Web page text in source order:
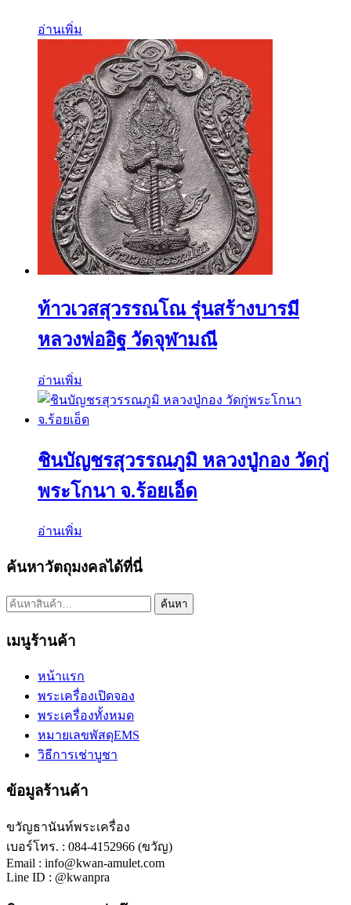
อ่านเพิ่ม
ท้าวเวสสุวรรณโณ รุ่นสร้างบารมี
หลวงพ่ออิฐ วัดจุฬามณี
อ่านเพิ่ม
ชินบัญชรสุวรรณภูมิ หลวงปู่กอง วัดกู่
พระโกนา จ.ร้อยเอ็ด
อ่านเพิ่ม
ค้นหาวัตถุมงคลได้ที่นี่
ค้นหา: ค้นหา
เมนูร้านค้า
หน้าแรก
พระเครื่องเปิดจอง
พระเครื่องทั้งหมด
หมายเลขพัสดุEMS
วิธีการเช่าบูชา
ข้อมูลร้านค้า
ขวัญธานันท์พระเครื่อง
เบอร์โทร. : 084-4152966 (ขวัญ)
Email : info@kwan-amulet.com
Line ID : @kwanpra